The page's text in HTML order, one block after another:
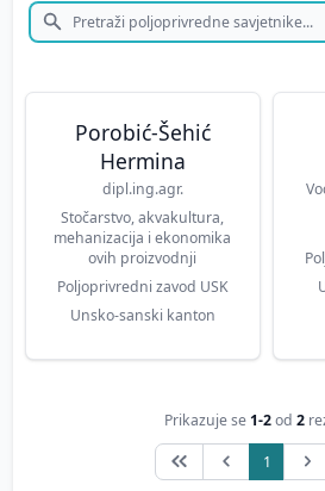
Porobić-Šehić
Hermina
dipl.ing.agr.
Stočarstvo, akvakultura,
mehanizacija i ekonomika
ovih proizvodnji
Poljoprivredni zavod USK
Unsko-sanski kanton
Prikazuje se 1-2od 2
1